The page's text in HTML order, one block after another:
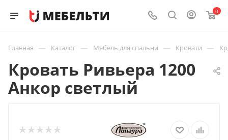
0
Главная — Каталог — Мебель для спальни — Кровати —
Кровать Ривьера 1200
Анкор светлый